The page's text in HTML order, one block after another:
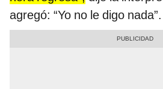
agregó: “Yo no le digo nada”.